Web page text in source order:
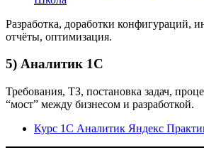
Разработка, доработки конфигураций,
отчёты, оптимизация.
5) Аналитик 1С
Требования, ТЗ, постановка задач,
“мост” между бизнесом и разработкой.
Курс 1С Аналитик Яндекс